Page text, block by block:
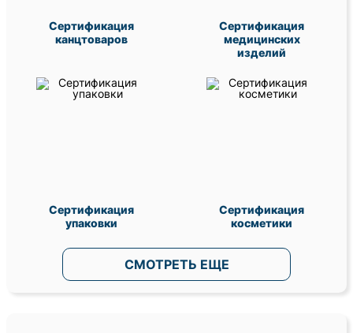
Сертификация
канцтоваров
Сертификация
медицинских
изделий
Сертификация
упаковки
Сертификация
косметики
СМОТРЕТЬ ЕЩЕ